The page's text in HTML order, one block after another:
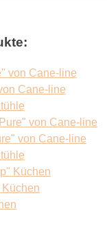
Cane-line
von Cane-line